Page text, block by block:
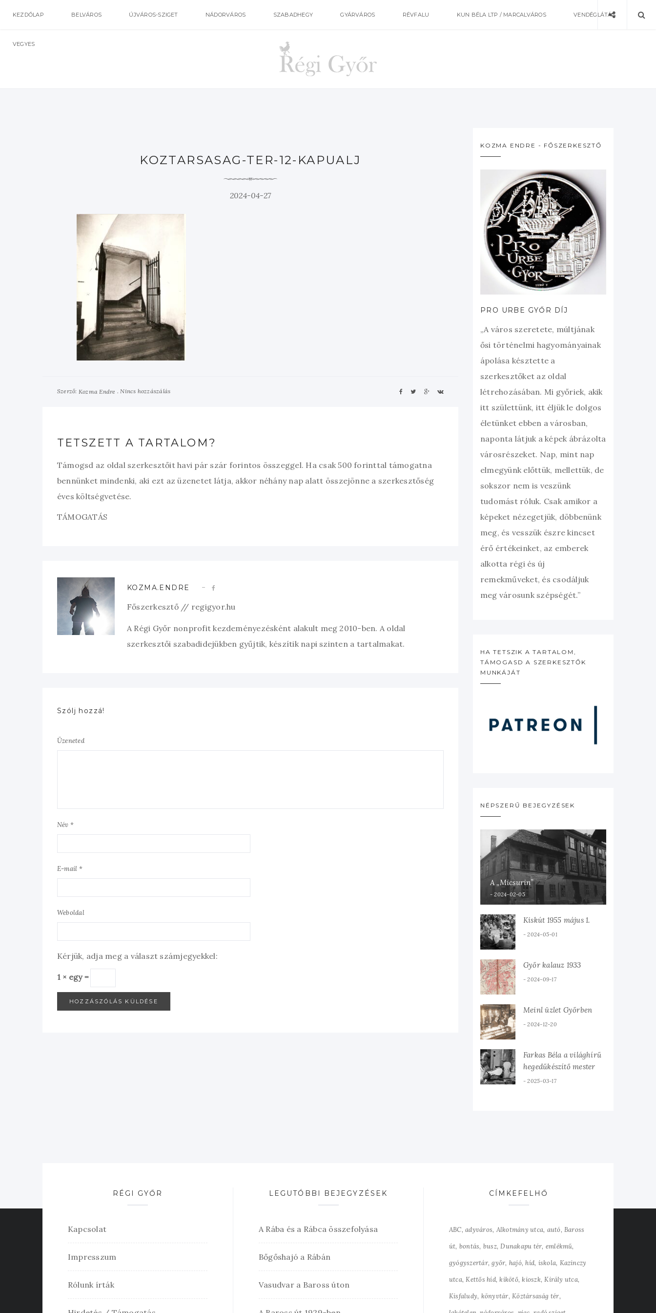
KEZDŐLAP BELVÁROS ÚJVÁROS-SZIGET NÁDORVÁROS SZABADHEGY GYÁRVÁROS RÉVFALU KUN BÉLA LTP / MARCALVÁROS VENDÉGLÁTÁS
VEGYES
KOZTARSASAG-TER-12-KAPUALJ
2024-04-27
Szerző: Kozma Endre Nincs hozzászálás
TETSZETT A TARTALOM?
Támogsd az oldal szerkesztőit havi pár szár forintos összeggel. Ha csak 500 forinttal támogatna
bennünket mindenki, aki ezt az üzenetet látja, akkor néhány nap alatt összejönne a szerkesztőség
éves költségvetése.
TÁMOGATÁS
KOZMA.ENDRE
Főszerkesztő // regigyor.hu
A Régi Győr nonprofit kezdeményezésként alakult meg 2010-ben. A oldal
szerkesztői szabadidejükben gyűjtik, készítik napi szinten a tartalmakat.
Szólj hozzá!
Üzeneted
Név *
E-mail *
Weboldal
Kérjük, adja meg a választ számjegyekkel:
1 × egy =
KOZMA ENDRE - FŐSZERKESZTŐ
PRO URBE GYŐR DÍJ
„A város szeretete, múltjának
ősi történelmi hagyományainak
ápolása késztette a
szerkesztőket az oldal
létrehozásában. Mi győriek, akik
itt születtünk, itt éljük le dolgos
életünket ebben a városban,
naponta látjuk a képek ábrázolta
városrészeket. Nap, mint nap
elmegyünk előttük, mellettük, de
sokszor nem is veszünk
tudomást róluk. Csak amikor a
képeket nézegetjük, döbbenünk
meg, és vesszük észre kincset
érő értékeinket, az emberek
alkotta régi és új
remekműveket, és csodáljuk
meg városunk szépségét.”
HA TETSZIK A TARTALOM,
TÁMOGASD A SZERKESZTŐK
MUNKÁJÁT
NÉPSZERŰ BEJEGYZÉSEK
A „Micsurin”
2024-02-05
Kiskút 1955 május 1.
2024-05-01
Győr kalauz 1933
2024-09-17
Meinl üzlet Győrben
2024-12-20
Farkas Béla a világhírű
hegedűkészítő mester
2025-03-17
RÉGI GYŐR
Kapcsolat
Impresszum
Rólunk írták
LEGUTÓBBI BEJEGYZÉSEK
A Rába és a Rábca összefolyása
Bőgőshajó a Rábán
Vasudvar a Baross úton
CÍMKEFELHŐ
ABC adyváros Alkotmány utca autó Baross
út bontás busz Dunakapu tér emlékmű
gyógyszertár győr hajó híd iskola Kazinczy
utca Kettős híd kikötő kioszk Király utca
Kisfaludy könyvtár Köztársaság tér